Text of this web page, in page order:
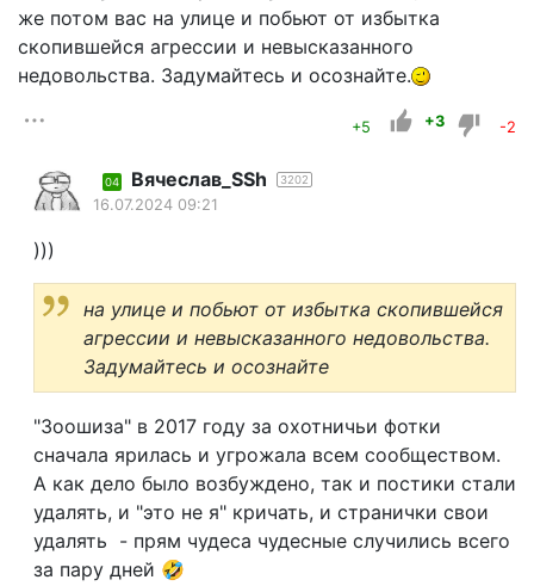
же потом вас на улице и побьют от избытка
скопившейся агрессии и невысказанного
недовольства. Задумайтесь и осознайте.
+5 +3 -2
04 Вячеслав_SSh 3202
16.07.2024 09:21
)))
на улице и побьют от избытка скопившейся
агрессии и невысказанного недовольства.
Задумайтесь и осознайте
"Зоошиза" в 2017 году за охотничьи фотки
сначала ярилась и угрожала всем сообществом.
А как дело было возбуждено, так и постики стали
удалять, и "это не я" кричать, и странички свои
удалять - прям чудеса чудесные случились всего
за пару дней 🤣